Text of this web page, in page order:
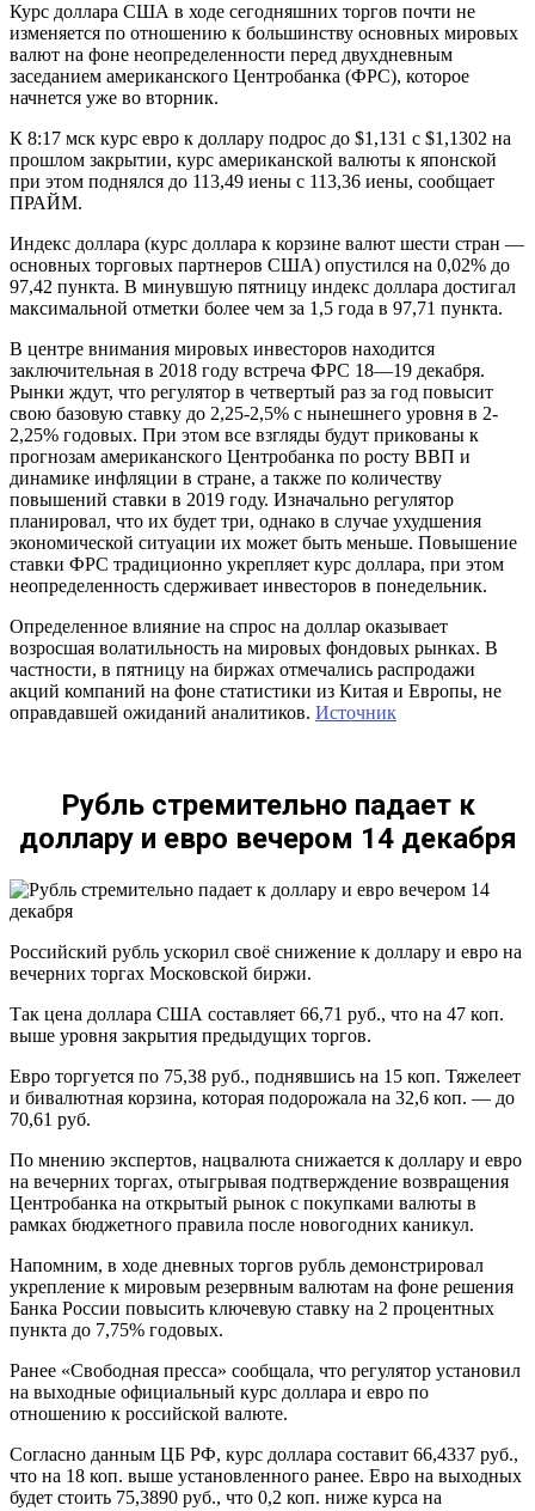
Курс доллара США в ходе сегодняшних торгов почти не
изменяется по отношению к большинству основных мировых
валют на фоне неопределенности перед двухдневным
заседанием американского Центробанка (ФРС), которое
начнется уже во вторник.
К 8:17 мск курс евро к доллару подрос до $1,131 с $1,1302 на
прошлом закрытии, курс американской валюты к японской
при этом поднялся до 113,49 иены с 113,36 иены, сообщает
ПРАЙМ.
Индекс доллара (курс доллара к корзине валют шести стран —
основных торговых партнеров США) опустился на 0,02% до
97,42 пункта. В минувшую пятницу индекс доллара достигал
максимальной отметки более чем за 1,5 года в 97,71 пункта.
В центре внимания мировых инвесторов находится
заключительная в 2018 году встреча ФРС 18—19 декабря.
Рынки ждут, что регулятор в четвертый раз за год повысит
свою базовую ставку до 2,25-2,5% с нынешнего уровня в 2-
2,25% годовых. При этом все взгляды будут прикованы к
прогнозам американского Центробанка по росту ВВП и
динамике инфляции в стране, а также по количеству
повышений ставки в 2019 году. Изначально регулятор
планировал, что их будет три, однако в случае ухудшения
экономической ситуации их может быть меньше. Повышение
ставки ФРС традиционно укрепляет курс доллара, при этом
неопределенность сдерживает инвесторов в понедельник.
Определенное влияние на спрос на доллар оказывает
возросшая волатильность на мировых фондовых рынках. В
частности, в пятницу на биржах отмечались распродажи
акций компаний на фоне статистики из Китая и Европы, не
оправдавшей ожиданий аналитиков. Источник
Рубль стремительно падает к
доллару и евро вечером 14 декабря
Российский рубль ускорил своё снижение к доллару и евро на
вечерних торгах Московской биржи.
Так цена доллара США составляет 66,71 руб., что на 47 коп.
выше уровня закрытия предыдущих торгов.
Евро торгуется по 75,38 руб., поднявшись на 15 коп. Тяжелеет
и бивалютная корзина, которая подорожала на 32,6 коп. — до
70,61 руб.
По мнению экспертов, нацвалюта снижается к доллару и евро
на вечерних торгах, отыгрывая подтверждение возвращения
Центробанка на открытый рынок с покупками валюты в
рамках бюджетного правила после новогодних каникул.
Напомним, в ходе дневных торгов рубль демонстрировал
укрепление к мировым резервным валютам на фоне решения
Банка России повысить ключевую ставку на 2 процентных
пункта до 7,75% годовых.
Ранее «Свободная пресса» сообщала, что регулятор установил
на выходные официальный курс доллара и евро по
отношению к российской валюте.
Согласно данным ЦБ РФ, курс доллара составит 66,4337 руб.,
что на 18 коп. выше установленного ранее. Евро на выходных
будет стоить 75,3890 руб., что 0,2 коп. ниже курса на